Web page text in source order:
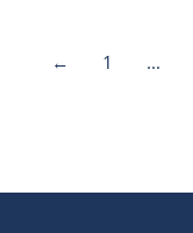
← 1 …